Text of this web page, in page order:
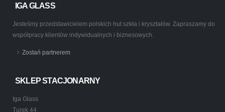
IGA GLASS
Jesteśmy przedstawicielem polskich hut szkła i kryształów. Zapraszamy do
współpracy klientów indywidualnych i biznesowych.
Zostań partnerem
SKLEP STACJONARNY
Iga Glass
Turek 44